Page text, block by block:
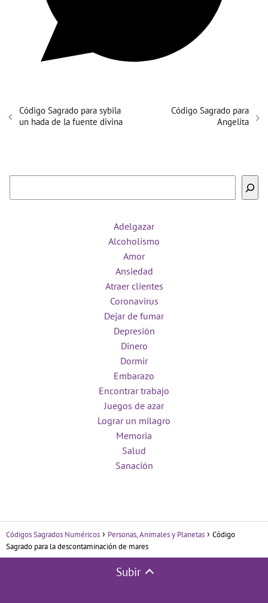
Código Sagrado para sybila
un hada de la fuente divina
Código Sagrado para
Angelita
Adelgazar
Alcoholismo
Amor
Ansiedad
Atraer clientes
Coronavirus
Dejar de fumar
Depresión
Dinero
Dormir
Embarazo
Encontrar trabajo
Juegos de azar
Lograr un milagro
Memoria
Salud
Sanación
Códigos Sagrados Numéricos Personas, Animales y Planetas
Código
Sagrado para la descontaminación de mares
Subir